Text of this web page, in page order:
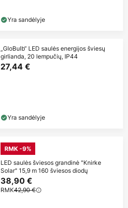
Yra sandėlyje
„GloBulb“ LED saulės energijos šviesų
girlianda, 20 lempučių, IP44
27,44 €
Yra sandėlyje
RMK -9%
LED saulės šviesos grandinė "Knirke
Solar" 15,9 m 160 šviesos diodų
38,90 €
RMK42,90 €